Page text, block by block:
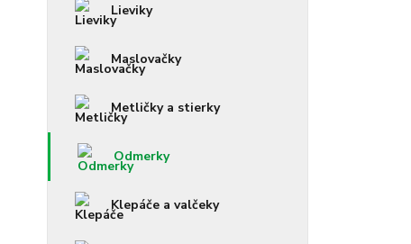
Lieviky
Maslovačky
Metličky a stierky
Odmerky
Klepáče a valčeky